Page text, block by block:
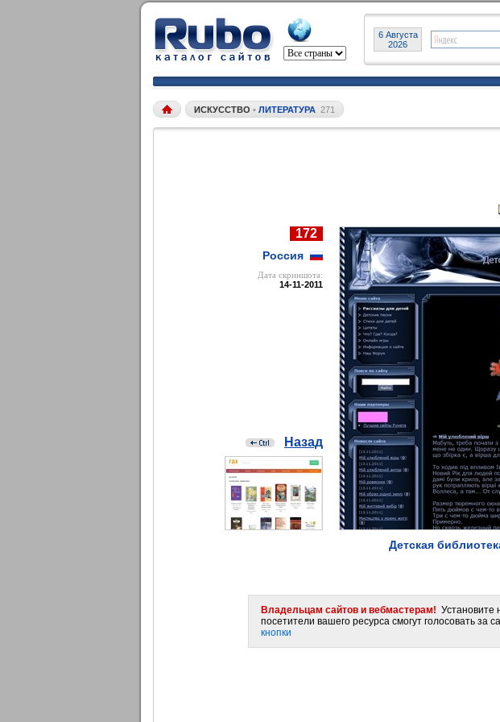
6 Августа
2026
ИСКУССТВО • ЛИТЕРАТУРА 271
172
Россия
Дата cкриншота:
14-11-2011
Назад
Детская
Владельцам сайтов и вебмастерам! Установите
посетители вашего ресурса смогут голосовать за
кнопки